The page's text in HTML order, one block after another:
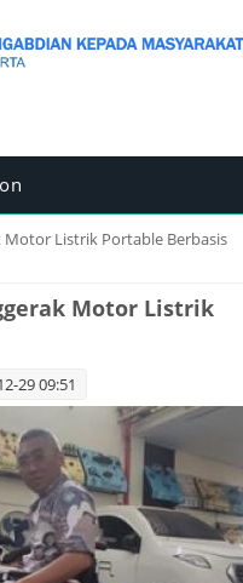
Motor Listrik Portable Berbasis
Motor Listrik
29 09:51